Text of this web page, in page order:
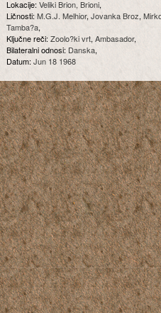
Lokacije:Veliki Brion, Brioni,
Ličnosti:M.G.J. Melhior, Jovanka Broz,
Tamba?a,
Ključne reči:Zoolo?ki vrt, Ambasador,
Bilateralni odnosi: Danska,
Datum:Jun 18 1968